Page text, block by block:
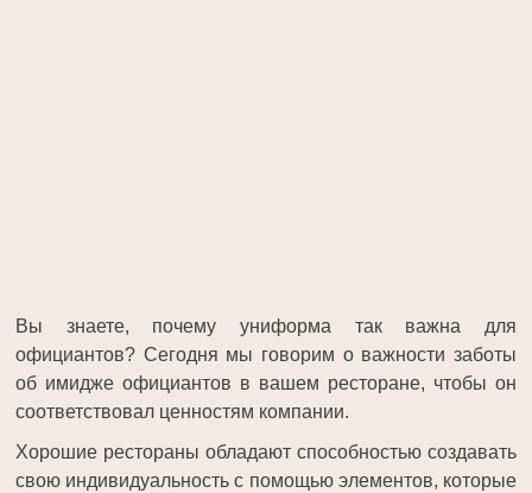
Вы знаете, почему униформа так важна для
официантов? Сегодня мы говорим о важности заботы
об имидже официантов в вашем ресторане, чтобы он
соответствовал ценностям компании.
Хорошие рестораны обладают способностью создавать
свою индивидуальность с помощью элементов, которые